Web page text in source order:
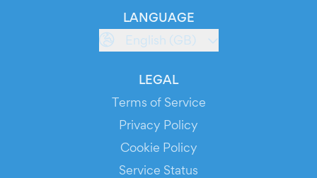
LANGUAGE
English (GB)
LEGAL
Terms of Service
Privacy Policy
Cookie Policy
Service Status